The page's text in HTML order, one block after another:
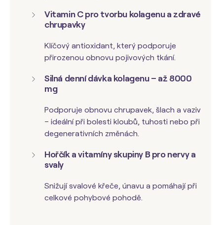
Vitamin C pro tvorbu kolagenu a zdravé
chrupavky
Klíčový antioxidant, který podporuje
přirozenou obnovu pojivových tkání.
Silná denní dávka kolagenu – až 8000
mg
Podporuje obnovu chrupavek, šlach a vaziv
– ideální při bolesti kloubů, tuhosti nebo při
degenerativních změnách.
Hořčík a vitamíny skupiny B pro nervy a
svaly
Snižují svalové křeče, únavu a pomáhají při
celkové pohybové pohodě.